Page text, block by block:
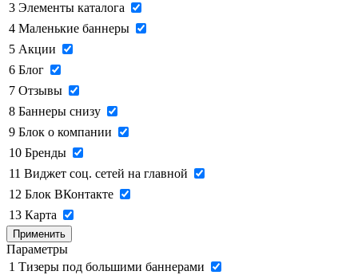
3 Элементы каталога
4 Маленькие баннеры
5 Акции
6 Блог
7 Отзывы
8 Баннеры снизу
9 Блок о компании
10 Бренды
11 Виджет соц. сетей на главной
12 Блок ВКонтакте
13 Карта
Применить
Параметры
1 Тизеры под большими баннерами